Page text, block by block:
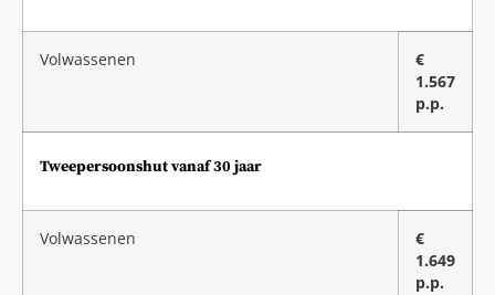
Volwassenen
€
1.567
p.p.
Tweepersoonshut vanaf 30 jaar
Volwassenen
€
1.649
p.p.